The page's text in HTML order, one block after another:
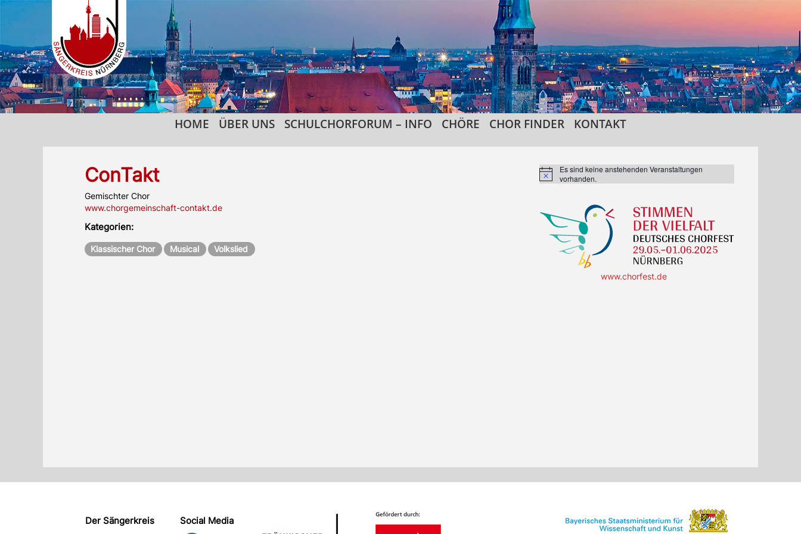
HOME ÜBER UNS SCHULCHORFORUM – INFO CHÖRE CHOR FINDER KONTAKT
ConTakt
Gemischter Chor
www.chorgemeinschaft-contakt.de
Kategorien:
Klassischer Chor Musical Volkslied
Hinweis
Es sind keine anstehenden Veranstaltungen
vorhanden.
www.chorfest.de
Der Sängerkreis Social Media